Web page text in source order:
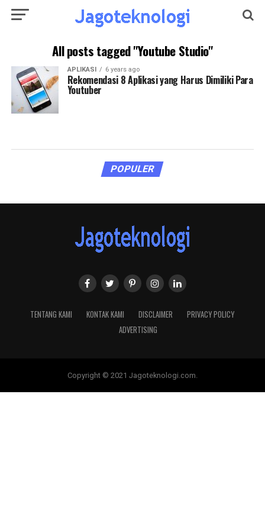
All posts tagged "Youtube Studio"
APLIKASI 6 years ago
Rekomendasi 8 Aplikasi yang Harus Dimiliki Para
Youtuber
POPULER
TENTANG KAMI KONTAK KAMI DISCLAIMER
PRIVACY POLICY
ADVERTISING
Copyright © 2021 Jagoteknologi.com.